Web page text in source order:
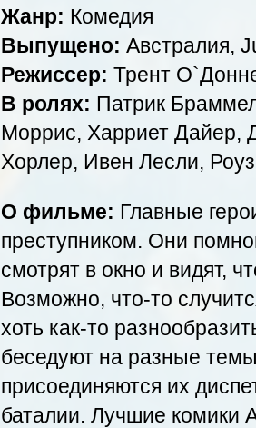
Жанр: Комедия
Выпущено: Австралия,
Режиссер: Трент
В ролях: Патрик
Моррис, Харриет Дайер,
Хорлер, Ивен Лесли,
О фильме: Главные
преступником. Они
смотрят в окно и видят,
Возможно, что-то
хоть как-то
беседуют на разные
присоединяются их
баталии. Лучшие комики